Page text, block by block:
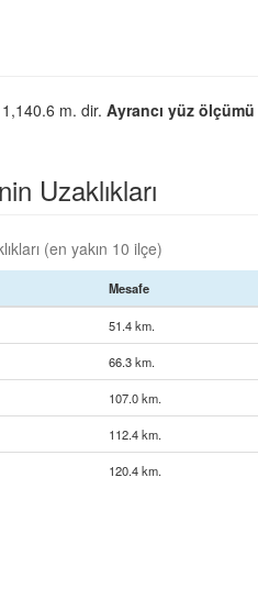
m. dir. Ayrancı yüz ölçümü
Uzaklıkları
(en yakın 10 ilçe)
Mesafe
51.4 km.
66.3 km.
107.0 km.
112.4 km.
120.4 km.